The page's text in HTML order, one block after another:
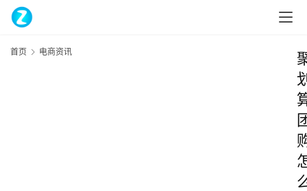
首页 电商资讯